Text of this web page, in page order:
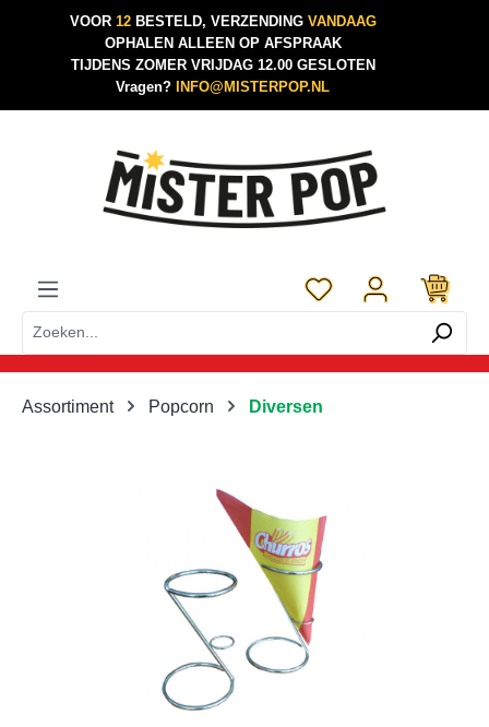
Ga naar de hoofdinhoud
VOOR 12 BESTELD, VERZENDING VANDAAG
OPHALEN ALLEEN OP AFSPRAAK
TIJDENS ZOMER VRIJDAG 12.00 GESLOTEN
Vragen?
INFO@MISTERPOP.NL
Je hebt 0 items op
Assortiment Popcorn Diversen
Afbeeldingengalerij overslaan